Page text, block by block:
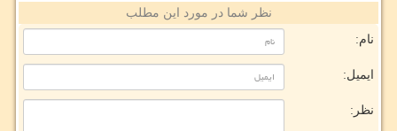
نظر شما در مورد این مطلب
نام:
ایمیل:
نظر: